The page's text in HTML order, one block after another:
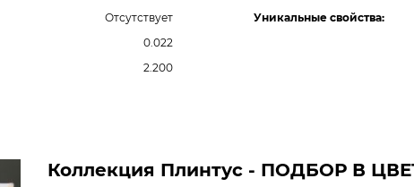
Отсутствует
0.022
2.200
Уникальные свойства:
Коллекция Плинтус - ПОДБОР В